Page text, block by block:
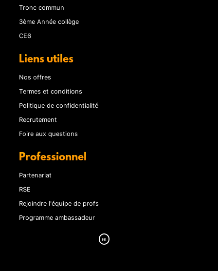
Tronc commun
3ème Année collège
CE6
Liens utiles
Nos offres
Termes et conditions
Politique de confidentialité
Recrutement
Foire aux questions
Professionnel
Partenariat
RSE
Rejoindre l'équipe de profs
Programme ambassadeur